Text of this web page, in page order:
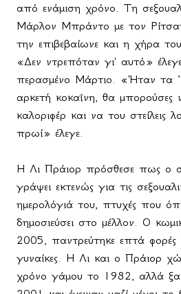
από ενάμιση χρόνο. Τη
Μάρλον Μπράντο με τον
την επιβεβαίωνε και η χήρα
«Δεν ντρεπόταν γι' αυτό»
περασμένο Μάρτιο. «Ήταν τα
αρκετή κοκαΐνη, θα μπορούσες
καλοριφέρ και να του στείλεις
πρωί» έλεγε.
Η Λι Πράιορ πρόσθεσε πως ο
γράψει εκτενώς για τις
ημερολόγιά του, πτυχές που
δημοσιεύσει στο μέλλον. Ο
2005, παντρεύτηκε επτά φορές
γυναίκες. Η Λι και ο Πράιορ
χρόνο γάμου το 1982, αλλά